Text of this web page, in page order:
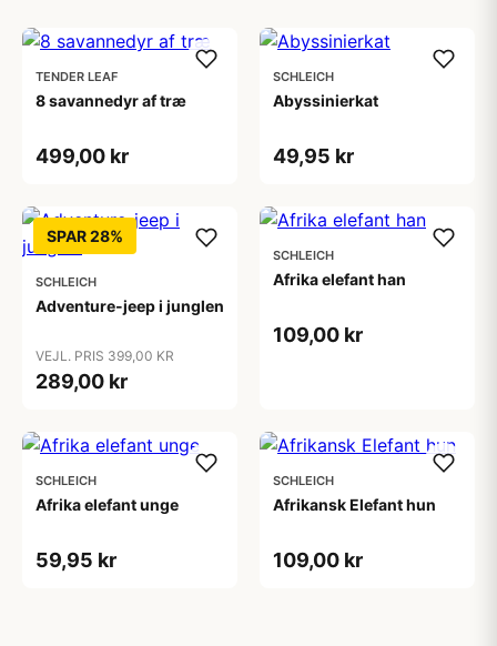
TENDER LEAF
8 savannedyr af træ
499,00 kr
SCHLEICH
Abyssinierkat
49,95 kr
SPAR 28%
SCHLEICH
Adventure-jeep i junglen
VEJL. PRIS 399,00 KR
289,00 kr
SCHLEICH
Afrika elefant han
109,00 kr
SCHLEICH
Afrika elefant unge
59,95 kr
SCHLEICH
Afrikansk Elefant hun
109,00 kr